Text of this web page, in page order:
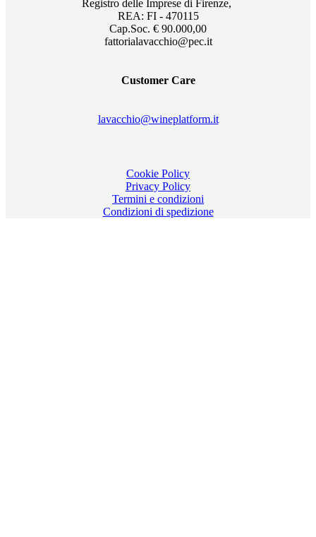
Registro delle Imprese di Firenze,
REA: FI - 470115
Cap.Soc. € 90.000,00
fattorialavacchio@pec.it
Customer Care
lavacchio@wineplatform.it
Cookie Policy
Privacy Policy
Termini e condizioni
Condizioni di spedizione